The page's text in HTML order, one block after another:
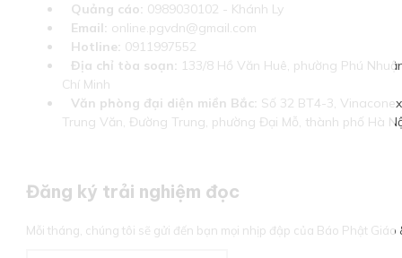
Quảng cáo: 0989030102 - Khánh Ly
Email: online.pgvdn@gmail.com
Hotline: 0911997552
Địa chỉ tòa soạn: 133/8 Hồ Văn Huê, phường Phú
Chí Minh
Văn phòng đại diện miền Bắc: Số 32 BT4-3,
Trung Văn, Đường Trung, phường Đại Mỗ, thành phố Hà
Đăng ký trải nghiệm đọc
Mỗi tháng, chúng tôi sẽ gửi đến bạn mọi nhịp đập của Báo Phật Giáo